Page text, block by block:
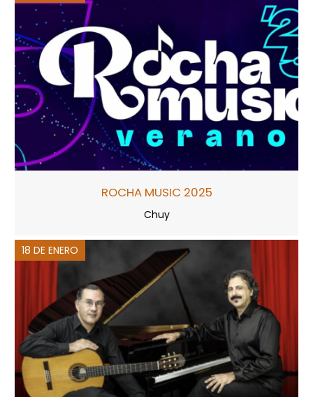
ROCHA MUSIC 2025
Chuy
18 DE ENERO